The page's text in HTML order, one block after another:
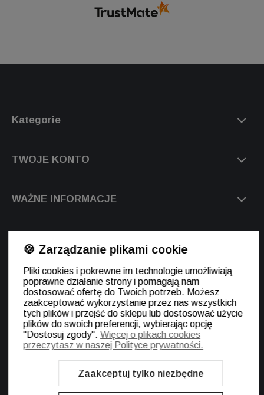
Kategorie
TWOJE KONTO
WAŻNE INFORMACJE
Sklep internetowy Shoper.pl Szablon Shoper Modern 3.0™
GrowCommerce
🍪 Zarządzanie plikami cookie
Pliki cookies i pokrewne im technologie umożliwiają
poprawne działanie strony i pomagają nam
dostosować ofertę do Twoich potrzeb. Możesz
zaakceptować wykorzystanie przez nas wszystkich
tych plików i przejść do sklepu lub dostosować użycie
plików do swoich preferencji, wybierając opcję
"Dostosuj zgody". Więcej o plikach cookies
przeczytasz w naszej Polityce prywatności.
Zaakceptuj tylko niezbędne